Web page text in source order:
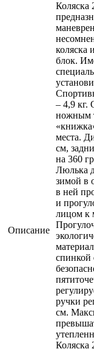
Описание
Коляска
коляска
блок.
– 4,9 кг.
ножным
места.
см,
на 360
Люлька
зимой в
в ней
и
лицом к
спинкой
ручки
см.
Коляска